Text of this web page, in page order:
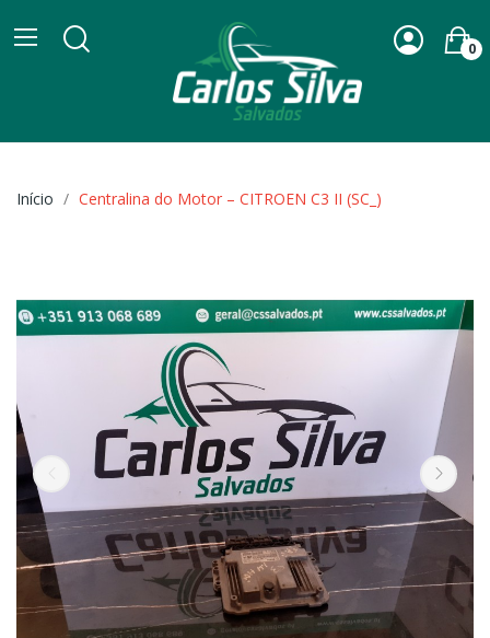
0
Início Centralina do Motor – CITROEN C3 II (SC_)